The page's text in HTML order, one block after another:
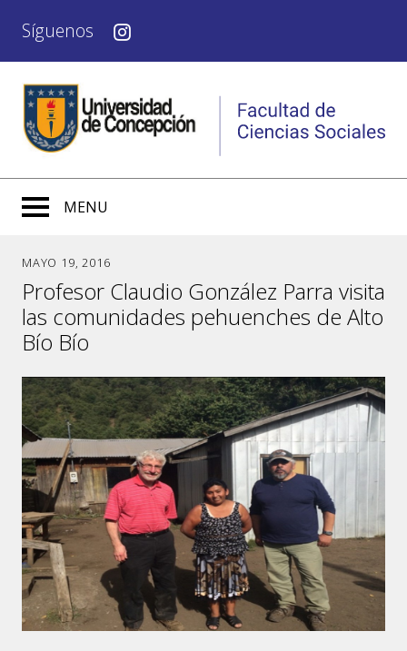
Síguenos
MENU
MAYO 19, 2016
Profesor Claudio González Parra visita
las comunidades pehuenches de Alto
Bío Bío